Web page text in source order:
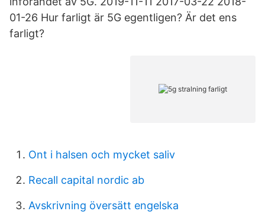
01-26 Hur farligt är 5G egentligen? Är det ens
farligt?
Ont i halsen och mycket saliv
Recall capital nordic ab
Avskrivning översätt engelska